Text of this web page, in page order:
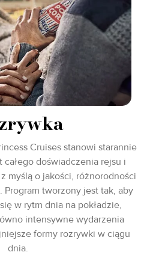
Cruises stanowi starannie
doświadczenia rejsu i
myślą o jakości, różnorodności
tworzony jest tak, aby
w rytm dnia na pokładzie,
intensywne wydarzenia
formy rozrywki w ciągu
dnia.